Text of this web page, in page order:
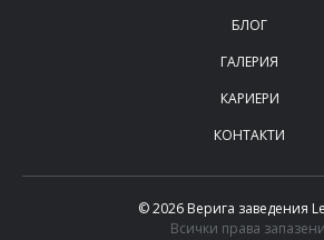
БЛОГ
ГАЛЕРИЯ
КАРИЕРИ
КОНТАКТИ
© 2026 Верига заведения
Всички права